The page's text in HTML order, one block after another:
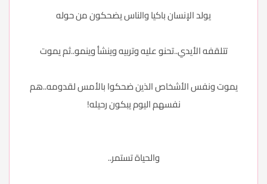
يولد الإنسان باكيا والناس يضحكون من حوله
تتلقفه الأيدي..تحنو عليه وتربيه وينشأ وينمو..ثم يموت
يموت ونفس الأشخاص الذين ضحكوا بالأمس لقدومه..هم
نفسهم اليوم يبكون رحيله!
والحياة تستمر..